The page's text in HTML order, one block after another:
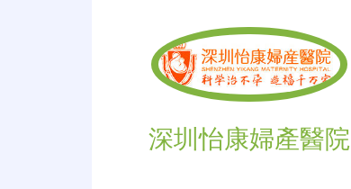
深圳怡康婦產醫院